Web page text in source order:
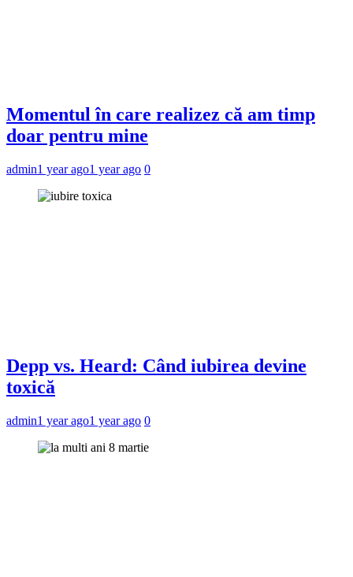
Momentul în care realizez că am timp
doar pentru mine
admin1 year ago1 year ago 0
Depp vs. Heard: Când iubirea devine
toxică
admin1 year ago1 year ago 0